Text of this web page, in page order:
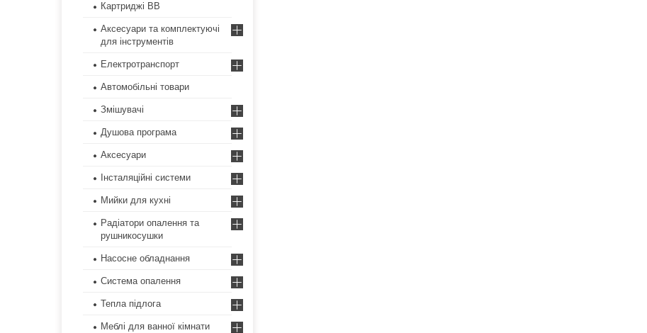
Картриджі ВВ
Аксесуари та комплектуючі
для інструментів
Електротранспорт
Автомобільні товари
Змішувачі
Душова програма
Аксесуари
Інсталяційні системи
Мийки для кухні
Радіатори опалення та
рушникосушки
Насосне обладнання
Система опалення
Тепла підлога
Меблі для ванної кімнати